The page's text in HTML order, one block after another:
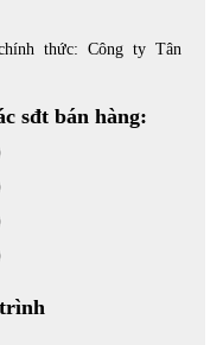
thức: Công ty Tân
sđt bán hàng: